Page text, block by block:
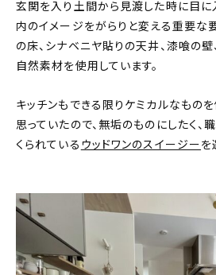
玄関を入り土間から見渡した時に目に
内のイメージをがらりと変える重要な
の床、シナベニヤ貼りの天井、漆喰の壁
自然素材を使用しています。
キッチンもできる限りケミカルなもの
思っていたので、無垢のものにしたく
くられている ウッドワンのスイージーを